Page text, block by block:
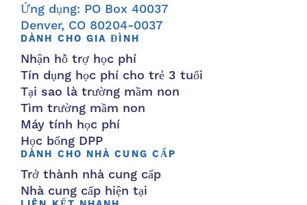
Ứng dụng: PO Box 40037
Denver, CO 80204-0037
DÀNH CHO GIA ĐÌNH
Nhận hỗ trợ học phí
Tín dụng học phí cho trẻ 3 tuổi
Tại sao là trường mầm non
Tìm trường mầm non
Máy tính học phí
Học bổng DPP
DÀNH CHO NHÀ CUNG CẤP
Trở thành nhà cung cấp
Nhà cung cấp hiện tại